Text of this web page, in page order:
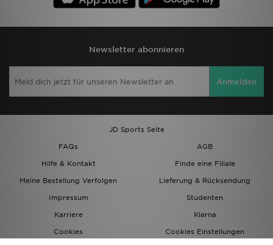
Newsletter abonnieren
Anmelden
JD Sports Seite
FAQs
AGB
Hilfe & Kontakt
Finde eine Filiale
Meine Bestellung Verfolgen
Lieferung & Rücksendung
Impressum
Studenten
Karriere
Klarna
Cookies
Cookies Einstellungen